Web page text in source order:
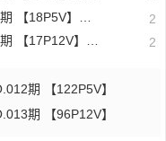
至：2024.11.27 2
新至：2024.11.12 2
期 【122P5V】
期 【96P12V】